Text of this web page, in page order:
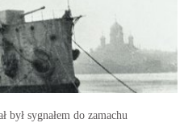
sygnałem do zamachu